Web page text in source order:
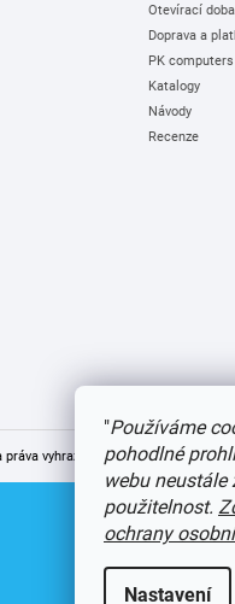
"Používáme
pohodlné
webu neustále
použitelnost.
ochrany
Nastavení
Otevírací doba
Doprava a
PK
Katalogy
Návody
Recenze
práva vyhrazena.Upravit nastavení